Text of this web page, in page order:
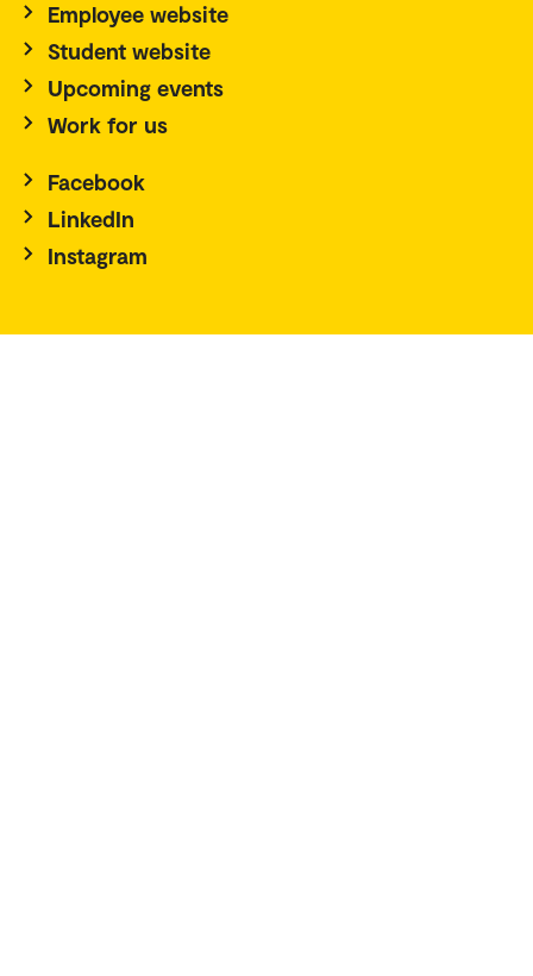
Employee website
Student website
Upcoming events
Work for us
Facebook
LinkedIn
Instagram